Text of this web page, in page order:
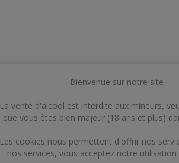
Bienvenue sur notre site
La vente d'alcool est interdite aux mineurs,
que vous êtes bien majeur (18 ans et plus)
Les cookies nous permettent d'offrir nos
nos services, vous acceptez notre utilisation